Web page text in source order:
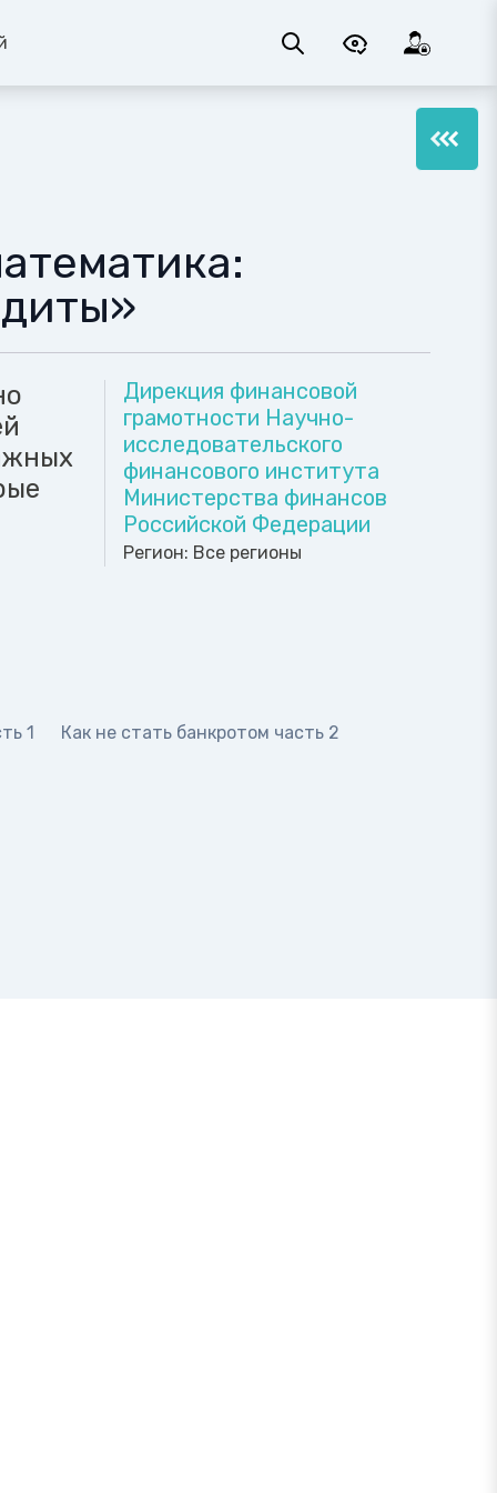
Дирекция финансовой
грамотности Научно-
исследовательского
финансового института
Министерства финансов
Российской Федерации
Регион: Все регионы
1 Как не стать банкротом часть 2